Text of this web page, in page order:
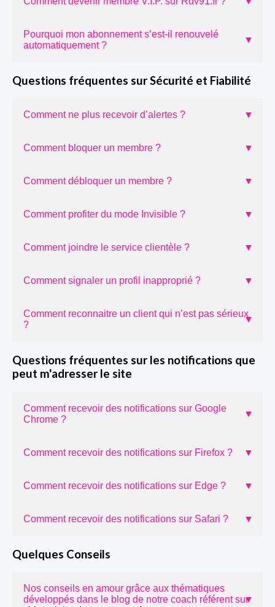
Pourquoi mon abonnement s’est-il renouvelé
automatiquement ?
▼
Questions fréquentes sur Sécurité et Fiabilité
Comment ne plus recevoir d’alertes ? ▼
Comment bloquer un membre ? ▼
Comment débloquer un membre ? ▼
Comment profiter du mode Invisible ? ▼
Comment joindre le service clientèle ? ▼
Comment signaler un profil inapproprié ? ▼
Comment reconnaitre un client qui n’est pas sérieux
?
▼
Questions fréquentes sur les notifications que
peut m'adresser le site
Comment recevoir des notifications sur Google
Chrome ?
▼
Comment recevoir des notifications sur Firefox ? ▼
Comment recevoir des notifications sur Edge ? ▼
Comment recevoir des notifications sur Safari ? ▼
Quelques Conseils
Nos conseils en amour grâce aux thématiques
développés dans le blog de notre coach référent sur▼